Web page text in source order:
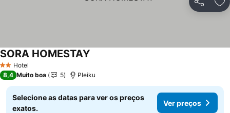
Partilhar
2 Estrelas
Hotel
SORA HOMESTAY
8,4 Muito boa 5 Pleiku
Selecione as datas para ver os preços
exatos.
Ver preços